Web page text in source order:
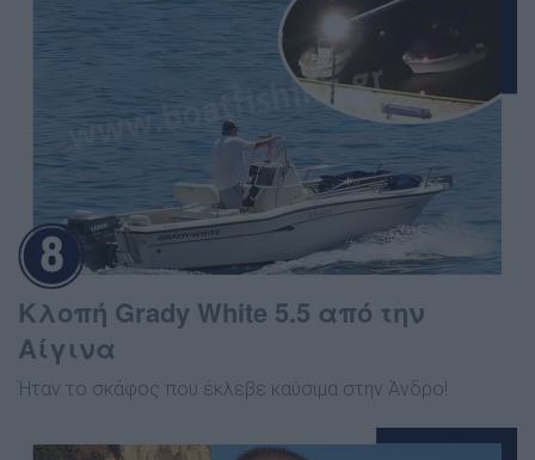
Κλοπή Grady White 5.5 από την
Αίγινα
Ήταν το σκάφος που έκλεβε καύσιμα στην Άνδρο!